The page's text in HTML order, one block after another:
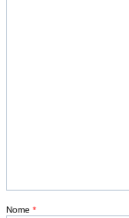
Nome *